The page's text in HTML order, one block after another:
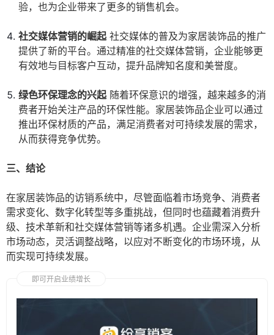
验，也为企业带来了更多的销售机会。
社交媒体营销的崛起社交媒体的普及为家居装饰品的推广
提供了新的平台。通过精准的社交媒体营销，企业能够更
有效地与目标客户互动，提升品牌知名度和美誉度。
绿色环保理念的兴起随着环保意识的增强，越来越多的消
费者开始关注产品的环保性能。家居装饰品企业可以通过
推出环保材质的产品，满足消费者对可持续发展的需求，
从而获得竞争优势。
三、结论
在家居装饰品的访销系统中，尽管面临着市场竞争、消费者
需求变化、数字化转型等多重挑战，但同时也蕴藏着消费升
级、技术革新和社交媒体营销等诸多机遇。企业需深入分析
市场动态，灵活调整战略，以应对不断变化的市场环境，从
而实现可持续发展。
即可开启业绩增长